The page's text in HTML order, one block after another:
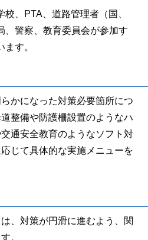
校、PTA、道路管理者（国、
、警察、教育委員会が参加す
す。
かになった対策必要箇所につ
整備や防護柵設置のようなハ
通安全教育のようなソフト対
じて具体的な実施メニューを
、対策が円滑に進むよう、関
。